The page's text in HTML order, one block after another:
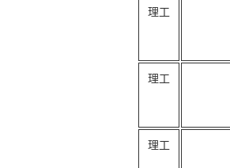
理工
理工
理工